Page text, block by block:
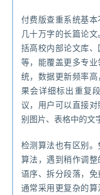
付费版查重系统基
几十万字的长篇论
括高校内部论文库
等，能覆盖更多专
统，数据更新频率
果会详细标出重复
议，用户可以直接
别图片、表格中的文
检测算法也有区别
算法，遇到稍作调
语序、拆分段落，
通常采用更复杂的